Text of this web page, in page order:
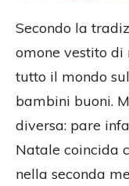
Secondo la
omone vestito di
tutto il mondo
bambini buoni.
diversa: pare
Natale coincida
nella seconda